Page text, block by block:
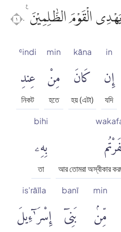
الْقَوْمَ الظّٰلِمِيْنَ ࣖ ١٠
in
إِن
যদি
kāna
كَانَ
হয় (এটা)
min
مِنْ
হতে
ʿindi
عِندِ
নিকট
আর তোমরা অস্বীকার
bihi
بِهِۦ
তা
min
مِّنۢ
banī
بَنِىٓ
is'rāīla
إِسْرَٰٓءِيلَ